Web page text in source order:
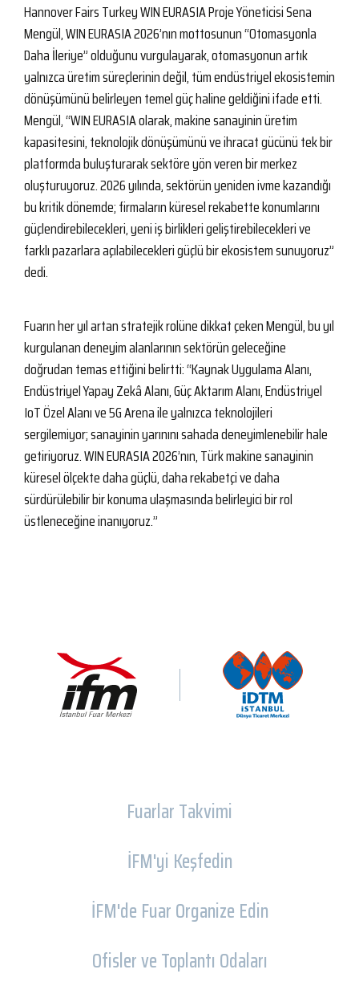
Hannover Fairs Turkey WIN EURASIA Proje Yöneticisi Sena
Mengül, WIN EURASIA 2026’nın mottosunun “Otomasyonla
Daha İleriye” olduğunu vurgulayarak, otomasyonun artık
yalnızca üretim süreçlerinin değil, tüm endüstriyel ekosistemin
dönüşümünü belirleyen temel güç haline geldiğini ifade etti.
Mengül, “WIN EURASIA olarak, makine sanayinin üretim
kapasitesini, teknolojik dönüşümünü ve ihracat gücünü tek bir
platformda buluşturarak sektöre yön veren bir merkez
oluşturuyoruz. 2026 yılında, sektörün yeniden ivme kazandığı
bu kritik dönemde; firmaların küresel rekabette konumlarını
güçlendirebilecekleri, yeni iş birlikleri geliştirebilecekleri ve
farklı pazarlara açılabilecekleri güçlü bir ekosistem sunuyoruz”
dedi.
Fuarın her yıl artan stratejik rolüne dikkat çeken Mengül, bu yıl
kurgulanan deneyim alanlarının sektörün geleceğine
doğrudan temas ettiğini belirtti: “Kaynak Uygulama Alanı,
Endüstriyel Yapay Zekâ Alanı, Güç Aktarım Alanı, Endüstriyel
IoT Özel Alanı ve 5G Arena ile yalnızca teknolojileri
sergilemiyor; sanayinin yarınını sahada deneyimlenebilir hale
getiriyoruz. WIN EURASIA 2026’nın, Türk makine sanayinin
küresel ölçekte daha güçlü, daha rekabetçi ve daha
sürdürülebilir bir konuma ulaşmasında belirleyici bir rol
üstleneceğine inanıyoruz.”
Fuarlar Takvimi
İFM'yi Keşfedin
İFM'de Fuar Organize Edin
Ofisler ve Toplantı Odaları